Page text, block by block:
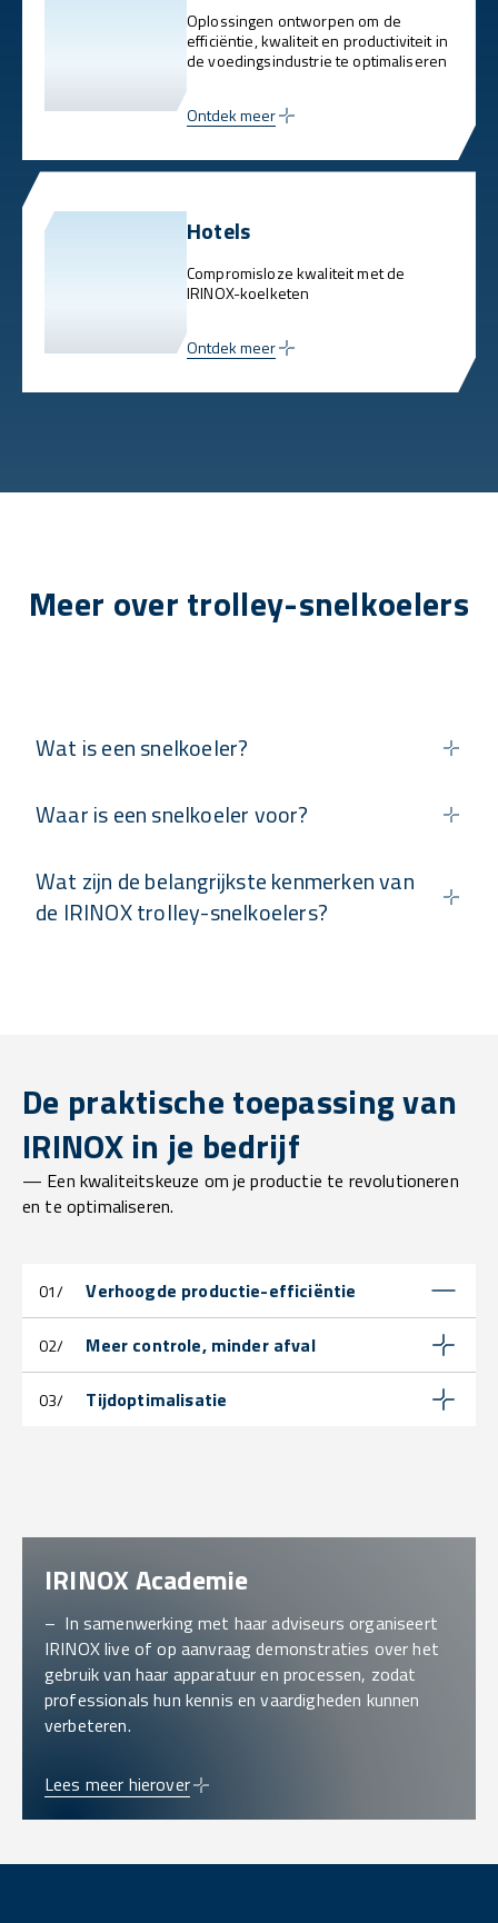
Oplossingen ontworpen om de
efficiëntie, kwaliteit en productiviteit in
de voedingsindustrie te optimaliseren
Ontdek meer
Hotels
Compromisloze kwaliteit met de
IRINOX-koelketen
Ontdek meer
Meer over trolley-snelkoelers
Wat is een snelkoeler?
Waar is een snelkoeler voor?
Wat zijn de belangrijkste kenmerken van
de IRINOX trolley-snelkoelers?
De praktische toepassing van
IRINOX in je bedrijf
— Een kwaliteitskeuze om je productie te revolutioneren
en te optimaliseren.
01/ Verhoogde productie-efficiëntie
02/ Meer controle, minder afval
03/ Tijdoptimalisatie
IRINOX Academie
– In samenwerking met haar adviseurs organiseert
IRINOX live of op aanvraag demonstraties over het
gebruik van haar apparatuur en processen, zodat
professionals hun kennis en vaardigheden kunnen
verbeteren.
Lees meer hierover